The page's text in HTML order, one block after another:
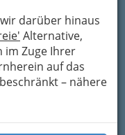
darüber hinaus
Alternative,
im Zuge Ihrer
auf das
– nähere